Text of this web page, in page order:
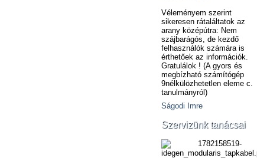
Véleményem szerint
sikeresen rátaláltatok az
arany középútra: Nem
szájbarágós, de kezdő
felhasználók számára is
érthetőek az információk.
Gratulálok ! (A gyors és
megbízható számítógép
9nélkülözhetetlen eleme c.
tanulmányról)
Ságodi Imre
Szervizünk tanácsai